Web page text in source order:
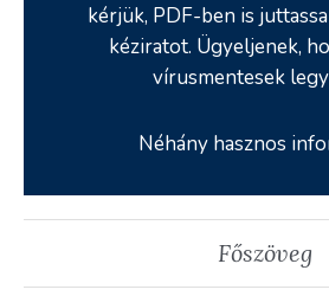
kérjük, PDF-ben is
kéziratot. Ügyeljenek,
vírusmentesek
Néhány hasznos
Főszöveg